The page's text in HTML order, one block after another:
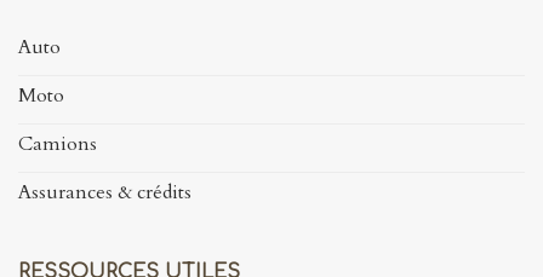
Auto
Moto
Camions
Assurances & crédits
RESSOURCES UTILES